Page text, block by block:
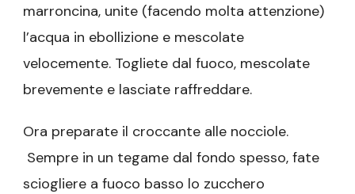
marroncina, unite (facendo molta attenzione)
l’acqua in ebollizione e mescolate
velocemente. Togliete dal fuoco, mescolate
brevemente e lasciate raffreddare.
Ora preparate il croccante alle nocciole.
Sempre in un tegame dal fondo spesso, fate
sciogliere a fuoco basso lo zucchero